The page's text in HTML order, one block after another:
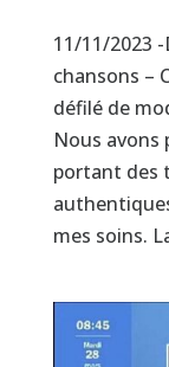
11/11/2023
chansons –
défilé de
Nous avons
portant des
mes soins.